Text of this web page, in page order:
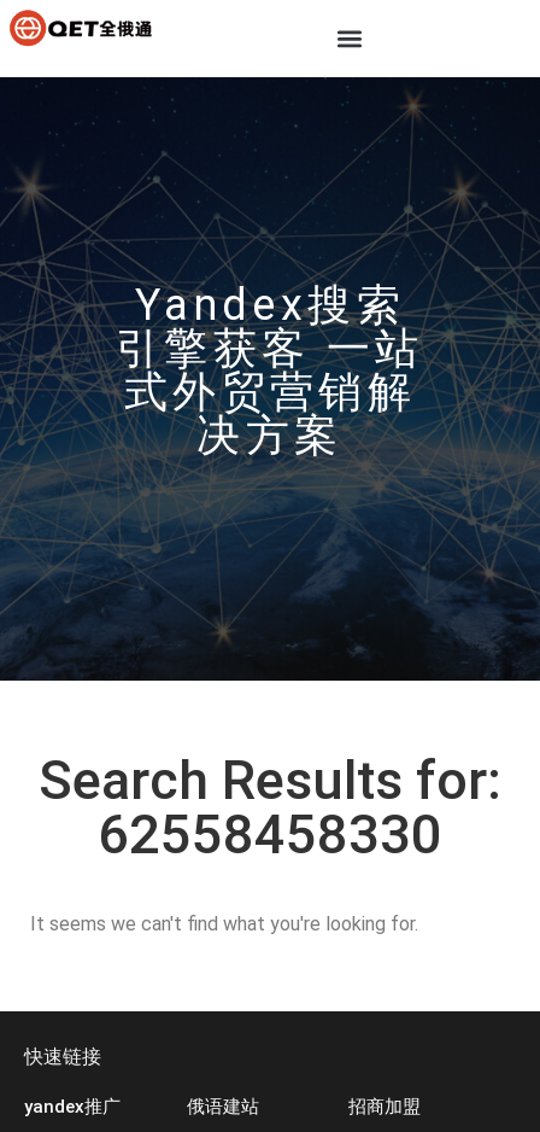
Yandex搜索
引擎获客 一站
式外贸营销解
决方案
Search Results for:
62558458330
It seems we can't find what you're looking for.
快速链接
yandex推广
俄语建站
招商加盟